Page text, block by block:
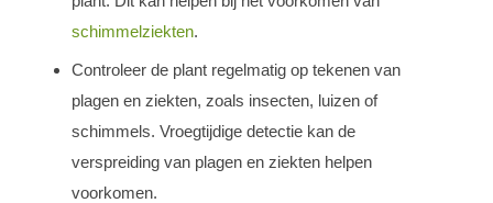
schimmelziekten.
Controleer de plant regelmatig op tekenen van
plagen en ziekten, zoals insecten, luizen of
schimmels. Vroegtijdige detectie kan de
verspreiding van plagen en ziekten helpen
voorkomen.